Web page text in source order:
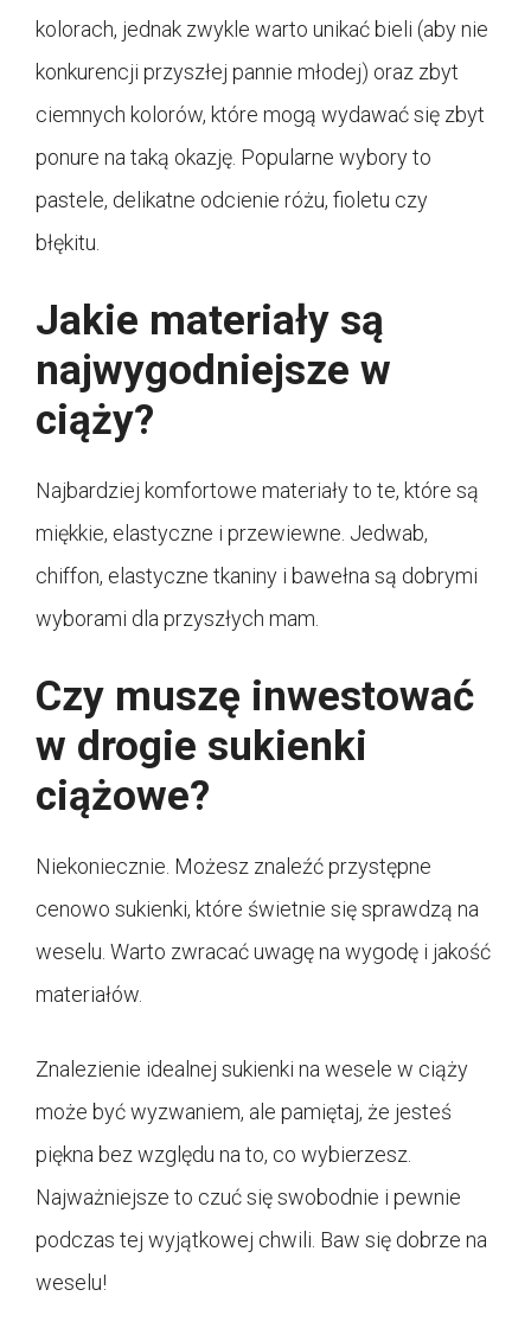
kolorach, jednak zwykle warto unikać bieli (aby nie
konkurencji przyszłej pannie młodej) oraz zbyt
ciemnych kolorów, które mogą wydawać się zbyt
ponure na taką okazję. Popularne wybory to
pastele, delikatne odcienie różu, fioletu czy
błękitu.
Jakie materiały są
najwygodniejsze w
ciąży?
Najbardziej komfortowe materiały to te, które są
miękkie, elastyczne i przewiewne. Jedwab,
chiffon, elastyczne tkaniny i bawełna są dobrymi
wyborami dla przyszłych mam.
Czy muszę inwestować
w drogie sukienki
ciążowe?
Niekoniecznie. Możesz znaleźć przystępne
cenowo sukienki, które świetnie się sprawdzą na
weselu. Warto zwracać uwagę na wygodę i jakość
materiałów.
Znalezienie idealnej sukienki na wesele w ciąży
może być wyzwaniem, ale pamiętaj, że jesteś
piękna bez względu na to, co wybierzesz.
Najważniejsze to czuć się swobodnie i pewnie
podczas tej wyjątkowej chwili. Baw się dobrze na
weselu!